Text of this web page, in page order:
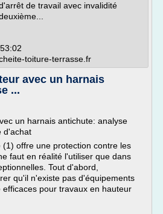
de travail avec invalidité
toiture-terrasse.fr
avec un harnais
...
un harnais antichute: analyse
d'achat
offre une protection contre les
faut en réalité l'utiliser que dans
Tout d'abord,
qu'il n'existe pas d'équipements
pour travaux en hauteur